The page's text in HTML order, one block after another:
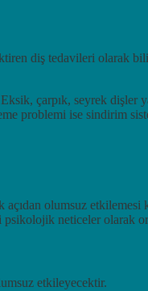
diş tedavileri olarak
çarpık, seyrek dişler
problemi ise sindirim
olumsuz etkilemesi
neticeler olarak
etkileyecektir.